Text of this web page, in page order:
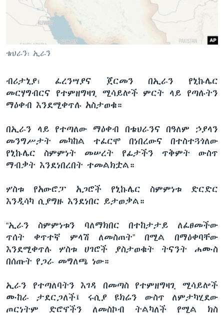
ቋንቋዎች
ቴህራን፣ ኢራን
ብሪታኒያ፣ ፈረንሣያና ጀርመን በኢራን የኒኩሌር
መርሃግብርና የተምዘግዛጊ ሚሳይሎች ምርት ላይ የጣሉትን
ማዕቀብ እንደሚቀጥሉ አስታወቁ።
በኢራን ላይ የተጣለው ማዕቀብ በቴህራንና በዓለም ኃያላን
መንግሥታት መካከል ተፈርሞ በነበረውና በተስተጓጎለው
የኒኩሌር ስምምነት መሠረት የፊታችን ጥቅምት ውስጥ
ማብቃት እንደነበረበት ተመልክቷል።
ሦስቱ የአውሮፓ አጋሮች የኒኩሌር ስምምነቱ ድርድር
እንዲሳካ ሲያግዙ እንደነበር ይታወቃል።
“ኢራን ስምምነቱን ባለማክበር በተከታታይ ለፈፀመችው
ጥሰት ቀጥተኛ ምላሽ ለመስጠት” በሚል በማዕቀባቸው
እንደሚቀጥሉ ሦስቱ ሀገሮች ያስታወቁት ትናንት ሐሙስ
በሰጡት የጋራ መግለጫ ነው።
ኢራን የተጣለባትን እገዳ በመጣስ የተምዘግዛጊ ሚሳይሎች
ሙከራ ታደርጋለች፤ ሩሲያ ዩክሬን ውስጥ ለምታካሂደው
ጦርነትም ድሮኖችን ለመስኮብ ትልካለች የሚል ክስ